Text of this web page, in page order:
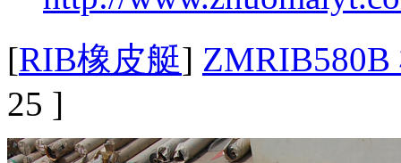
[RIB橡皮艇]
25 ]